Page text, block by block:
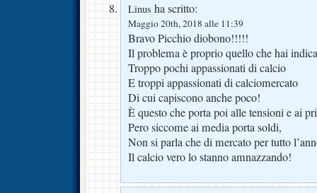
Linus ha scritto:
Maggio 20th, 2018 alle 11:39
Bravo Picchio diobono!!!!!
Il problema è proprio quello che hai
Troppo pochi appassionati di calcio
E troppi appassionati di calciomercato
Di cui capiscono anche poco!
È questo che porta poi alle tensioni e ai
Pero siccome ai media porta soldi,
Non si parla che di mercato per tutto
Il calcio vero lo stanno amnazzando!